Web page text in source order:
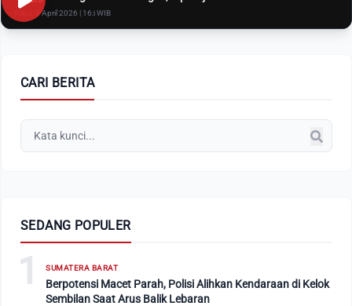
Rabu, 8 April 2026 | 16:i WIB
CARI BERITA
SEDANG POPULER
1 SUMATERA BARAT
Berpotensi Macet Parah, Polisi Alihkan Kendaraan di Kelok
Sembilan Saat Arus Balik Lebaran